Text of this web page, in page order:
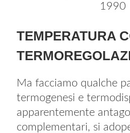
1990
TEMPERATURA
Ma facciamo qualche
termogenesi e
apparentemente
complementari, si